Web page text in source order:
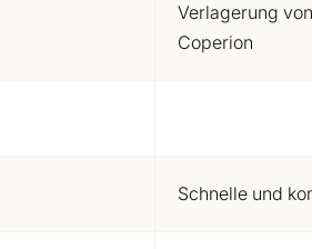
Verlagerung
Coperion
Schnelle und